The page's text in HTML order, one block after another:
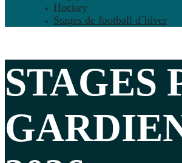
Hockey
Stages de football d´hiver
STAGES